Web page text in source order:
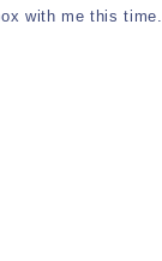
with me this time.